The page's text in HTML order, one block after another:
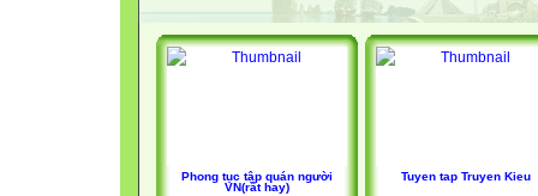
Phong tục tập quán người
VN(rất hay)
Tuyen tap Truyen Kieu